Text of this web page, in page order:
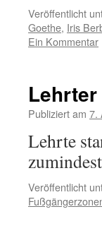
Veröffentlicht
Goethe, Iris
Ein Kommentar
Publiziert am 7.
Lehrte
Veröffentlicht